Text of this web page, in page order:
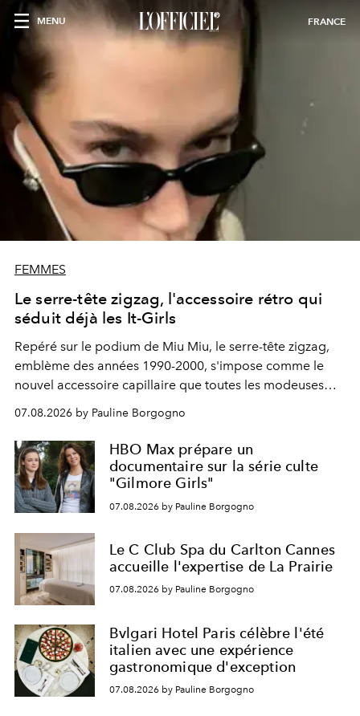
MENU FRANCE
FEMMES
Le serre-tête zigzag, l'accessoire rétro qui
séduit déjà les It-Girls
Repéré sur le podium de Miu Miu, le serre-tête zigzag,
emblème des années 1990-2000, s'impose comme le
nouvel accessoire capillaire que toutes les modeuses
s'arrachent déjà.
07.08.2026 by Pauline Borgogno
HBO Max prépare un
documentaire sur la série culte
"Gilmore Girls"
07.08.2026 by Pauline Borgogno
Le C Club Spa du Carlton Cannes
accueille l'expertise de La Prairie
07.08.2026 by Pauline Borgogno
Bvlgari Hotel Paris célèbre l'été
italien avec une expérience
gastronomique d'exception
07.08.2026 by Pauline Borgogno